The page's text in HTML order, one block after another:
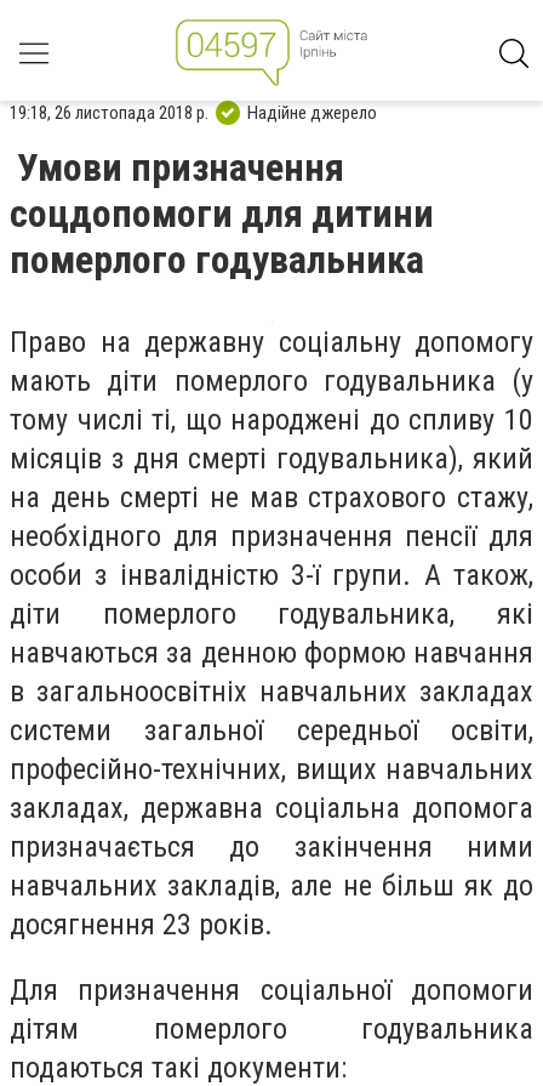
19:18, 26 листопада 2018 р. Надійне джерело
Умови призначення
соцдопомоги для дитини
померлого годувальника
Право на державну соціальну допомогу
мають діти померлого годувальника (у
тому числі ті, що народжені до спливу 10
місяців з дня смерті годувальника), який
на день смерті не мав страхового стажу,
необхідного для призначення пенсії для
особи з інвалідністю 3-ї групи. А також,
діти померлого годувальника, які
навчаються за денною формою навчання
в загальноосвітніх навчальних закладах
системи загальної середньої освіти,
професійно-технічних, вищих навчальних
закладах, державна соціальна допомога
призначається до закінчення ними
навчальних закладів, але не більш як до
досягнення 23 років.
Для призначення соціальної допомоги
дітям померлого годувальника
подаються такі документи: